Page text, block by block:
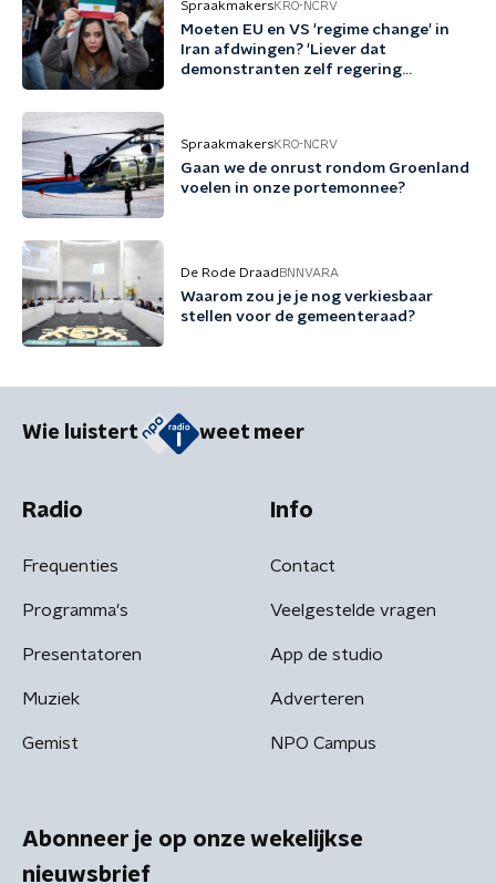
SpraakmakersKRO-NCRV
Moeten EU en VS 'regime change' in
Iran afdwingen? 'Liever dat
demonstranten zelf regering
SpraakmakersKRO-NCRV
Gaan we de onrust rondom Groenland
voelen in onze portemonnee?
De Rode Draad BNNVARA
Waarom zou je je nog verkiesbaar
stellen voor de gemeenteraad?
Wie luistert weet meer
Radio
Frequenties
Programma's
Presentatoren
Muziek
Gemist
Info
Contact
Veelgestelde vragen
App de studio
Adverteren
NPO Campus
Abonneer je op onze wekelijkse
nieuwsbrief